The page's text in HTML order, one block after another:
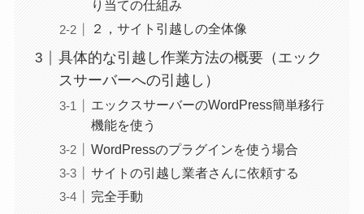
り当ての仕組み
２，サイト引越しの全体像
具体的な引越し作業方法の概要（エック
スサーバーへの引越し）
エックスサーバーのWordPress簡単移行
機能を使う
WordPressのプラグインを使う場合
サイトの引越し業者さんに依頼する
完全手動